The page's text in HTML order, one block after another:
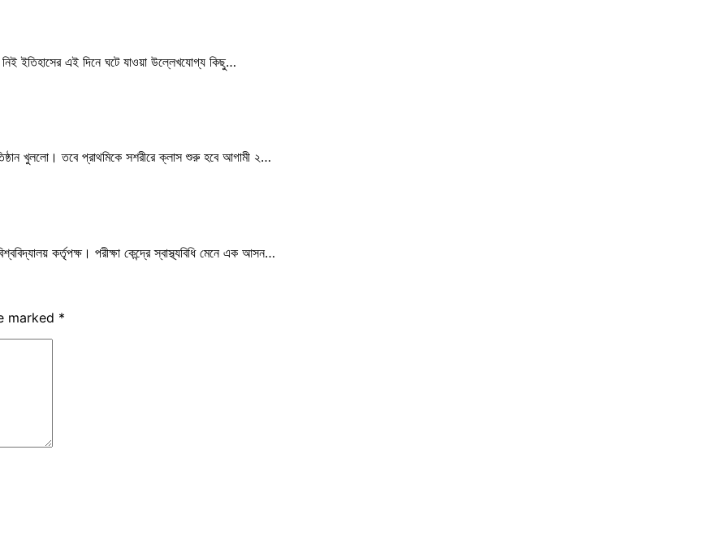
ইতিহাসের এই দিনে ঘটে যাওয়া উল্লেখযোগ্য কিছু…
খুললো। তবে প্রাথমিকে সশরীরে ক্লাস শুরু হবে আগামী ২…
কর্তৃপক্ষ। পরীক্ষা কেন্দ্রে স্বাস্থ্যবিধি মেনে এক আসন…
marked *